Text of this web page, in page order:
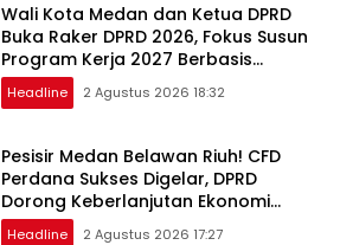
Wali Kota Medan dan Ketua DPRD
Buka Raker DPRD 2026, Fokus Susun
Program Kerja 2027 Berbasis
Digitalisasi dan Inovasi
Headline 2 Agustus 2026 18:32
Pesisir Medan Belawan Riuh! CFD
Perdana Sukses Digelar, DPRD
Dorong Keberlanjutan Ekonomi
Warga
Headline 2 Agustus 2026 17:27